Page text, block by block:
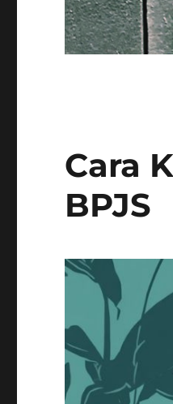
Cara
BPJS